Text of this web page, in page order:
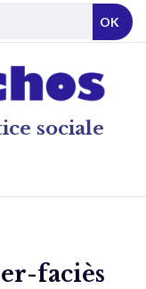
sociale
OK
faciès